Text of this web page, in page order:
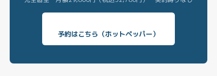
予約はこちら（ホットペッパー）